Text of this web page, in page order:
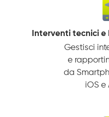
Interventi tecnici
Gestisci
e
da
iOS e